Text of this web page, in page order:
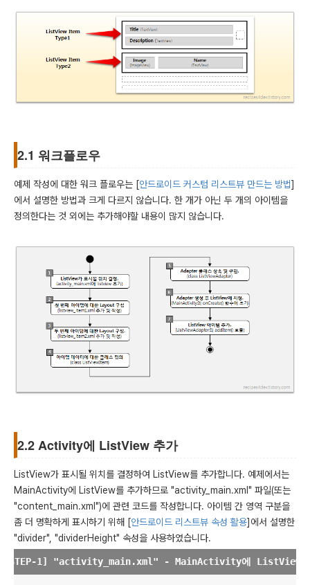
2.1 워크플로우
예제 작성에 대한 워크 플로우는 [안드로이드 커스텀 리스트뷰 만드는 방법]
에서 설명한 방법과 크게 다르지 않습니다. 한 개가 아닌 두 개의 아이템을
정의한다는 것 외에는 추가해야할 내용이 많지 않습니다.
2.2 Activity에 ListView 추가
ListView가 표시될 위치를 결정하여 ListView를 추가합니다. 예제에서는
MainActivity에 ListView를 추가하므로 "activity_main.xml" 파일(또는
"content_main.xml")에 관련 코드를 작성합니다. 아이템 간 영역 구분을
좀 더 명확하게 표시하기 위해 [안드로이드 리스트뷰 속성 활용]에서 설명한
"divider", "dividerHeight" 속성을 사용하였습니다.